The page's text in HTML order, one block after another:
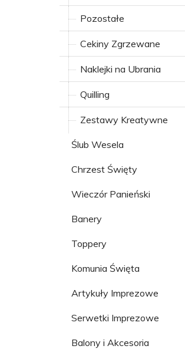
Pozostałe
Cekiny Zgrzewane
Naklejki na Ubrania
Quilling
Zestawy Kreatywne
Ślub Wesela
Chrzest Święty
Wieczór Panieński
Banery
Toppery
Komunia Święta
Artykuły Imprezowe
Serwetki Imprezowe
Balony i Akcesoria